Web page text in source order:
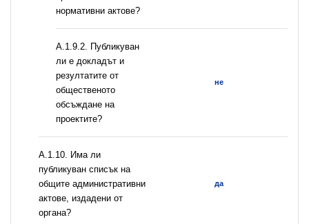
нормативни актове?
А.1.9.2. Публикуван
ли е докладът и
резултатите от
общественото
обсъждане на
проектите?
не
А.1.10. Има ли
публикуван списък на
общите административни
актове, издадени от
органа?
да